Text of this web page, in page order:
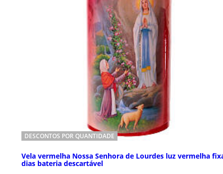
DESCONTOS POR QUANTIDADE
Vela vermelha Nossa Senhora de Lourdes luz vermelha
dias bateria descartável